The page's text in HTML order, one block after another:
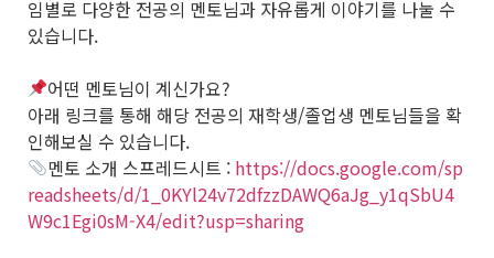
임별로 다양한 전공의 멘토님과 자유롭게 이야기를 나눌 수
있습니다.
어떤 멘토님이 계신가요?
아래 링크를 통해 해당 전공의 재학생/졸업생 멘토님들을 확
인해보실 수 있습니다.
멘토 소개 스프레드시트 : https://docs.google.com/sp
readsheets/d/1_0KYl24v72dfzzDAWQ6aJg_y1qSbU4
W9c1Egi0sM-X4/edit?usp=sharing